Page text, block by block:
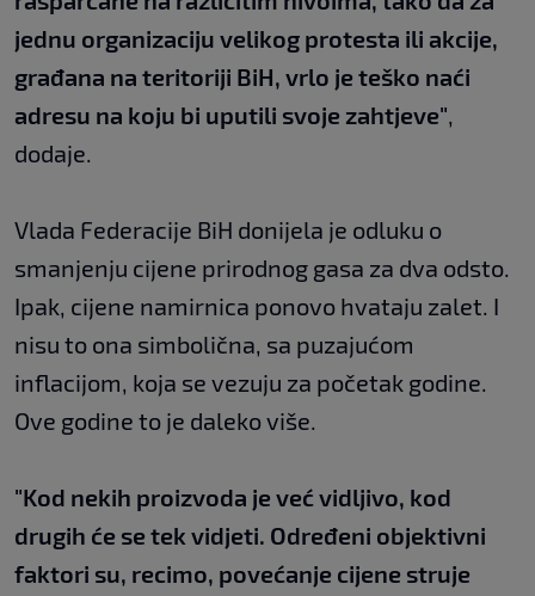
jednu organizaciju velikog protesta ili akcije,
građana na teritoriji BiH, vrlo je teško naći
adresu na koju bi uputili svoje zahtjeve",
dodaje.
Vlada Federacije BiH donijela je odluku o
smanjenju cijene prirodnog gasa za dva odsto.
Ipak, cijene namirnica ponovo hvataju zalet. I
nisu to ona simbolična, sa puzajućom
inflacijom, koja se vezuju za početak godine.
Ove godine to je daleko više.
"Kod nekih proizvoda je već vidljivo, kod
drugih će se tek vidjeti. Određeni objektivni
faktori su, recimo, povećanje cijene struje